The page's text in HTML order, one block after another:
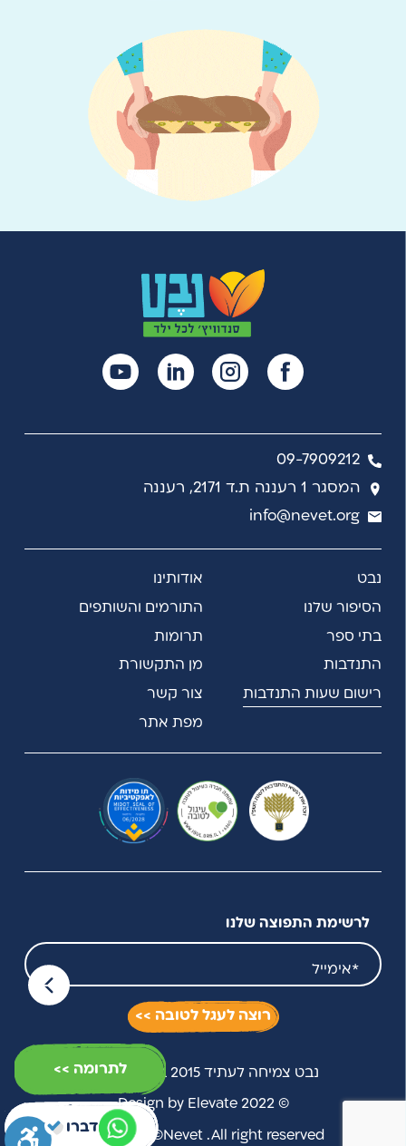
דברו איתנו
דברו איתנו
לתרומה >>
09-7909212
המסגר 1 רעננה ת.ד 2171, רעננה
info@nevet.org
נבט אודותינו
הסיפור שלנו התורמים והשותפים
בתי ספר תרומות
התנדבות מן התקשורת
רישום שעות התנדבות צור קשר
מפת אתר
לרשימת התפוצה שלנו
רוצה לעגל לטובה >>
נבט צמיחה לעתיד 2015 בע"מ (חל"צ)
© 2022 Design by Elevate
Copyright ©Nevet .All right reserved